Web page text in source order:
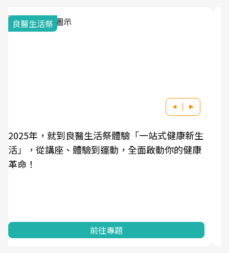
我與健康韌性的距離
良醫健康網從「換季的身體變化」出發，透過醫
學觀點與日常感受的對話，建立對亞健康的認
知，進而引導實際的改善行動。
前往專題